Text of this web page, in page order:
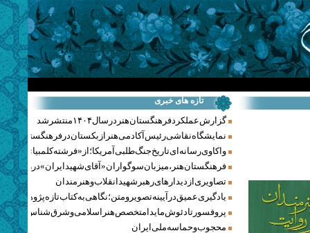
تازه های خبری
گزارش عملکرد فرهنگستان هنر در سال ۱۴۰۴ منتشر شد
نمایشگاه نقاشی رئیس آکادمی هنر ازبکستان در فرهنگستان هنر
واکاوی رسانه‌ای تاریخ جنگ‌طلبی آمریکا؛ از «فرشته کلمبیا» تا
فرهنگستان هنر، میزبان سوگواران «آقای شهید ایران» در
تصاویری از دیدارهای رهبر شهید انقلاب و هنرمندان
یادگیری عمیق در آیینه تصویر و متن؛ نگاهی به کتاب تازه پژوهشکده
پروفسور تادئوش مایدا متخصص هنر اسلامی و شرق‌شناس
محجوب و حماسه ملی ایران